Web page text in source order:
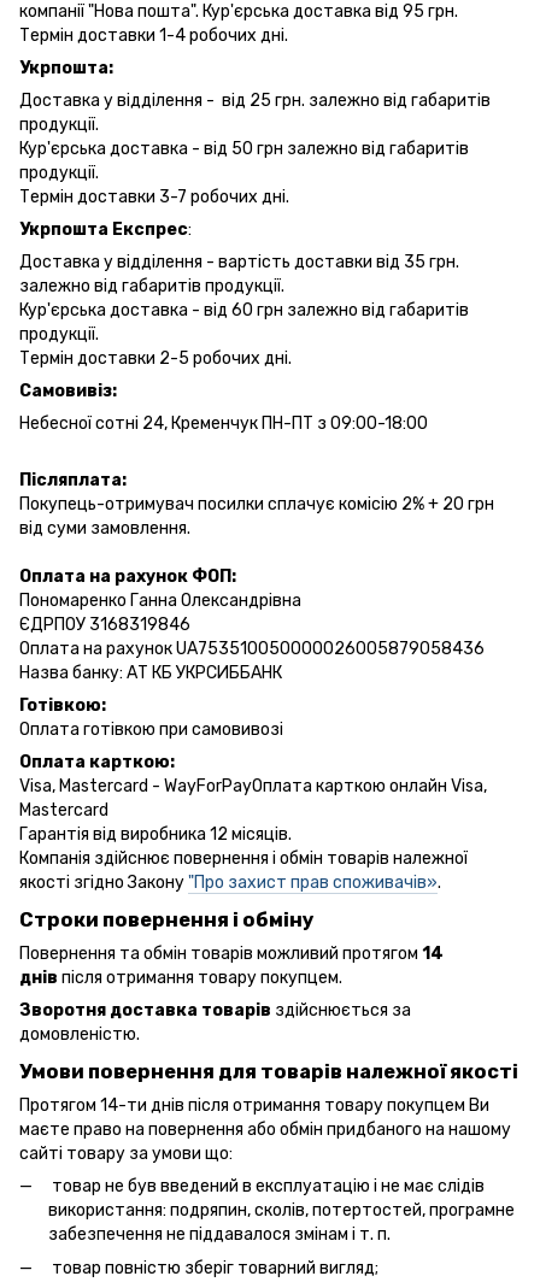
компанії "Нова пошта". Кур'єрська доставка від 95 грн.
Термін доставки 1-4 робочих дні.
Укрпошта:
Доставка у відділення - від 25 грн. залежно від габаритів
продукції.
Кур'єрська доставка - від 50 грн залежно від габаритів
продукції.
Термін доставки 3-7 робочих дні.
Укрпошта Експрес:
Доставка у відділення - вартість доставки від 35 грн.
залежно від габаритів продукції.
Кур'єрська доставка - від 60 грн залежно від габаритів
продукції.
Термін доставки 2-5 робочих дні.
Самовивіз:
Небесної сотні 24, Кременчук ПН-ПТ з 09:00-18:00
Післяплата:
Покупець-отримувач посилки сплачує комісію 2% + 20 грн
від суми замовлення.
Оплата на рахунок ФОП:
Пономаренко Ганна Олександрівна
ЄДРПОУ 3168319846
Оплата на рахунок UA753510050000026005879058436
Назва банку: АТ КБ УКРСИББАНК
Готівкою:
Оплата готівкою при самовивозі
Оплата карткою:
Visa, Mastercard - WayForPayОплата карткою онлайн Visa,
Mastercard
Гарантія від виробника 12 місяців.
Компанія здійснює повернення і обмін товарів належної
якості згідно Закону"Про захист прав споживачів».
Строки повернення і обміну
Повернення та обмін товарів можливий протягом 14
днів після отримання товару покупцем.
Зворотня доставка товарів здійснюється за
домовленістю.
Умови повернення для товарів належної якості
Протягом 14-ти днів після отримання товару покупцем Ви
маєте право на повернення або обмін придбаного на нашому
сайті товару за умови що:
товар не був введений в експлуатацію і не має слідів
використання: подряпин, сколів, потертостей, програмне
забезпечення не піддавалося змінам і т. п.
товар повністю зберіг товарний вигляд;